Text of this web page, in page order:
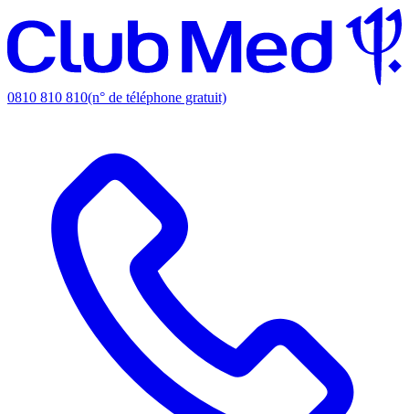
0810 810 810(n° de téléphone gratuit)